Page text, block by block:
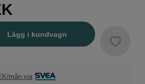
Lägg i kundvagn
mån via